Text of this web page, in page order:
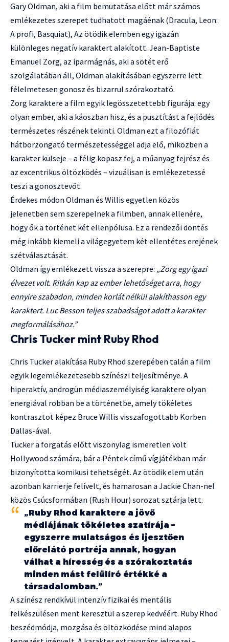
Gary Oldman, aki a film bemutatása előtt már számos
emlékezetes szerepet tudhatott magáénak (Dracula, Leon:
A profi, Basquiat), Az ötödik elemben egy igazán
különleges negatív karaktert alakított. Jean-Baptiste
Emanuel Zorg, az iparmágnás, aki a sötét erő
szolgálatában áll, Oldman alakításában egyszerre lett
félelmetesen gonosz és bizarrul szórakoztató.
Zorg karaktere a film egyik legösszetettebb figurája: egy
olyan ember, aki a káoszban hisz, és a pusztítást a fejlődés
természetes részének tekinti. Oldman ezt a filozófiát
hátborzongató természetességgel adja elő, miközben a
karakter külseje – a félig kopasz fej, a műanyag fejrész és
az excentrikus öltözködés – vizuálisan is emlékezetessé
teszi a gonosztevőt.
Érdekes módon Oldman és Willis egyetlen közös
jelenetben sem szerepelnek a filmben, annak ellenére,
hogy ők a történet két ellenpólusa. Ez a rendezői döntés
még inkább kiemeli a világegyetem két ellentétes erejének
szétválasztását.
Oldman így emlékezett vissza a szerepre: „Zorg egy igazi
élvezet volt. Ritkán kap az ember lehetőséget arra, hogy
ennyire szabadon, minden korlát nélkül alakíthasson egy
karaktert. Luc Besson teljes szabadságot adott a karakter
megformálásához.”
Chris Tucker mint Ruby Rhod
Chris Tucker alakítása Ruby Rhod szerepében talán a film
egyik legemlékezetesebb színészi teljesítménye. A
hiperaktív, androgün médiaszemélyiség karaktere olyan
energiával robban be a történetbe, amely tökéletes
kontrasztot képez Bruce Willis visszafogottabb Korben
Dallas-ával.
Tucker a forgatás előtt viszonylag ismeretlen volt
Hollywood számára, bár a Péntek című vígjátékban már
bizonyította komikusi tehetségét. Az ötödik elem után
azonban karrierje felívelt, és hamarosan a Jackie Chan-nel
közös Csúcsformában (Rush Hour) sorozat sztárja lett.
„Ruby Rhod karaktere a jövő
médiájának tökéletes szatírája –
egyszerre mulatságos és ijesztően
előrelátó portréja annak, hogyan
válhat a híresség és a szórakoztatás
minden mást felülíró értékké a
társadalomban.”
A színész rendkívül intenzív fizikai és mentális
felkészülésen ment keresztül a szerep kedvéért. Ruby Rhod
beszédmódja, mozgása és öltözködése mind alapos